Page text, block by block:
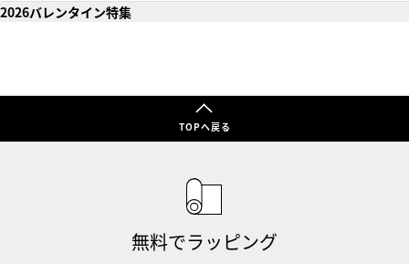
2026バレンタイン特集
TOPへ戻る
無料でラッピング